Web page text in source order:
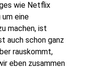
wie Netflix
eine
machen, ist
auch schon ganz
rauskommt,
eben zusammen